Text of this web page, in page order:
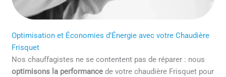
Optimisation et Économies d’Énergie avec votre Chaudière
Frisquet
Nos chauffagistes ne se contentent pas de réparer : nous
optimisons la performance de votre chaudière Frisquet pour